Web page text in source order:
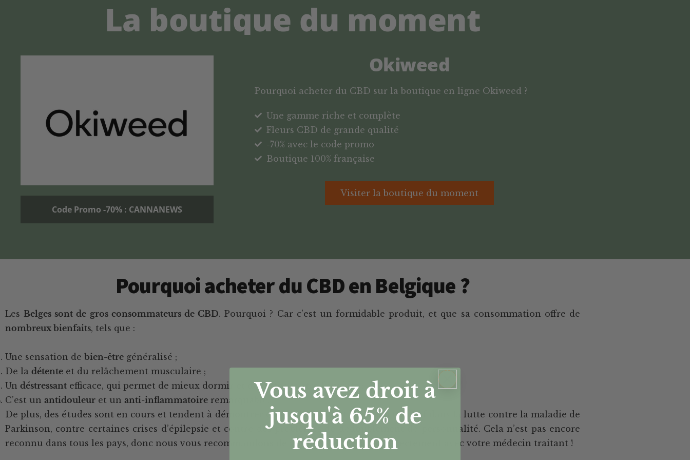
La boutique du moment
Code Promo -70% : CANNANEWS
Okiweed
Pourquoi acheter du CBD sur la boutique en ligne Okiweed ?
Une gamme riche et complète
Fleurs CBD de grande qualité
-70% avec le code promo
Boutique 100% française
Visiter la boutique du moment
Pourquoi acheter du CBD en Belgique ?
LesBelges sont de gros consommateurs de CBD. Pourquoi ? Car c’est un formidable produit, et que sa consommation offre de
nombreux bienfaits, tels que :
Une sensation de bien-être généralisé ;
De la détente et du relâchement musculaire ;
Un déstressant efficace, qui permet de mieux dormir et de lutter contre l’anxiété ;
C’est un antidouleur et un anti-inflammatoire remarquable.
De plus, des études sont en cours et tendent à démontrer que le CBD aurait un impact positif dans la lutte contre la maladie de
Parkinson, contre certaines crises d’épilepsie et contre des problèmes de dédoublement de personnalité. Cela n’est pas encore
reconnu dans tous les pays, donc nous vous recommandons de vérifier l’information directement avec votre médecin traitant !
Vous avez droit à
jusqu'à 65% de
réduction